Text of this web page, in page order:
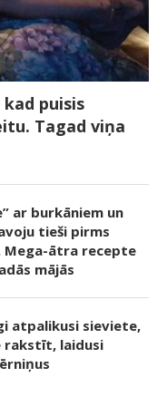
puisis
Tagad viņa
ar burkāniem un
tieši pirms
Mega-ātra recepte
mājās
atpalikusi sieviete,
rakstīt, laidusi